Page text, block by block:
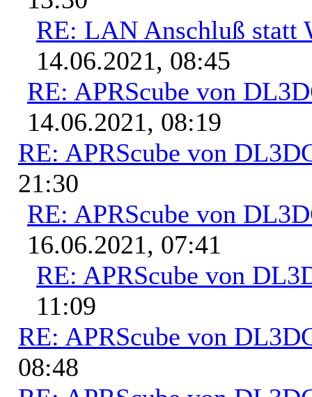
RE: LAN Anschluß statt
14.06.2021, 08:45
RE: APRScube von
14.06.2021, 08:19
RE: APRScube von
21:30
RE: APRScube von
16.06.2021, 07:41
RE: APRScube von
11:09
RE: APRScube von
08:48